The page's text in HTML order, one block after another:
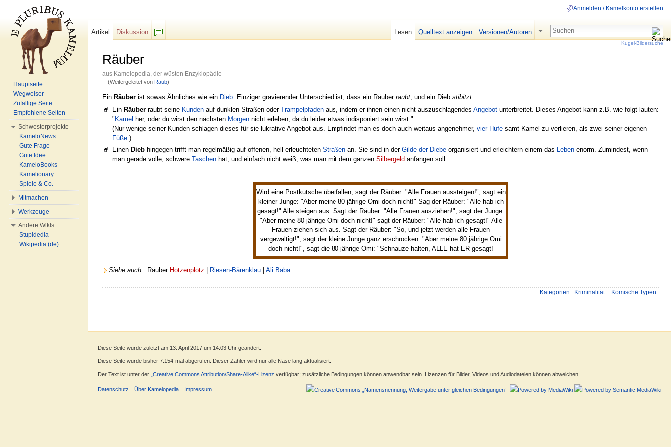
Räuber
aus Kamelopedia, der wüsten Enzyklopädie
(Weitergeleitet von Raub)
Ein Räuber ist sowas Ähnliches wie ein Dieb . Einziger gravierender Unterschied ist, dass ein Räuber raubt , und ein Dieb stibitzt
Ein Räuber raubt seine Kunden auf dunklen Straßen oderTrampelpfaden aus, indem er ihnen einen nicht auszuschlagendesAngebot unterbreitet. Dieses Angebot kann z.B. wie folgt lauten:
" Kamel her, oder du wirst den nächsten Morgen nicht erleben, da du leider etwas indisponiert sein wirst."
(Nur wenige seiner Kunden schlagen dieses für sie lukrative Angebot aus. Empfindet man es doch auch weitaus angenehmer,vier Hufe samt Kamel zu verlieren, als zwei seiner eigenen
Füße .)
Einen Dieb hingegen trifft man regelmäßig auf offenen, hell erleuchtetenStraßen an. Sie sind in derGilde der Diebe organisiert und erleichtern einem das Leben enorm. Zumindest, wenn
man gerade volle, schwereTaschen hat, und einfach nicht weiß, was man mit dem ganzenSilbergeld anfangen soll.
Wird eine Postkutsche überfallen, sagt der Räuber: "Alle Frauen aussteigen!", sagt ein
kleiner Junge: "Aber meine 80 jährige Omi doch nicht!" Sag der Räuber: "Alle hab ich
gesagt!" Alle steigen aus. Sagt der Räuber: "Alle Frauen ausziehen!", sagt der Junge:
"Aber meine 80 jährige Omi doch nicht!" sagt der Räuber: "Alle hab ich gesagt!" Alle
Frauen ziehen sich aus. Sagt der Räuber: "So, und jetzt werden alle Frauen
vergewaltigt!", sagt der kleine Junge ganz erschrocken: "Aber meine 80 jährige Omi
doch nicht!", sagt die 80 jährige Omi: "Schnauze halten, ALLE hat ER gesagt!
Siehe auch: Räuber Hotzenplotz Riesen-Bärenklau Ali Baba
Kategorien: Kriminalität Komische Typen
Anmelden / Kamelkonto erstellen
Artikel
Diskussion
Lesen Quelltext anzeigen Versionen/Autoren
Kugel-Bildersuche
Hauptseite
Wegweiser
Zufällige Seite
Empfohlene Seiten
Schwesterprojekte
KameloNews
Gute Frage
Gute Idee
KameloBooks
Kamelionary
Spiele & Co.
Mitmachen
Werkzeuge
Andere Wikis
Stupidedia
Wikipedia (de)
Diese Seite wurde zuletzt am 13. April 2017 um 14:03 Uhr geändert.
Diese Seite wurde bisher 7.154-mal abgerufen. Dieser Zähler wird nur alle Nase lang aktualisiert.
Der Text ist unter der „Creative Commons Attribution/Share-Alike“-Lizenz verfügbar; zusätzliche Bedingungen können anwendbar sein. Lizenzen für Bilder, Videos und Audiodateien können abweichen.
Datenschutz Über Kamelopedia Impressum